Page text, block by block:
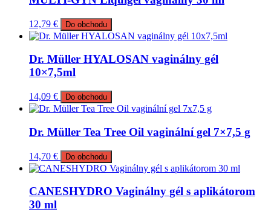
12,79 € Do obchodu
Dr. Müller HYALOSAN vaginálny gél
10×7,5ml
14,09 € Do obchodu
Dr. Müller Tea Tree Oil vaginální gel 7×7,5 g
14,70 € Do obchodu
CANESHYDRO Vaginálny gél s aplikátorom
30 ml